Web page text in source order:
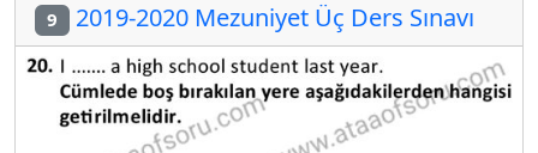
9 2019-2020 Mezuniyet Üç Ders Sınavı